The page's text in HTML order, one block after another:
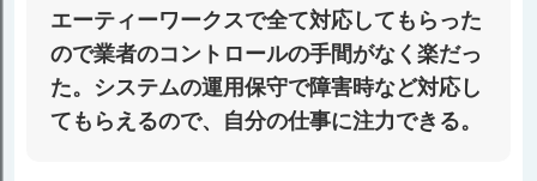
エーティーワークスで全て対応してもらった
ので業者のコントロールの⼿間がなく楽だっ
た。システムの運⽤保守で障害時など対応し
てもらえるので、⾃分の仕事に注⼒できる。